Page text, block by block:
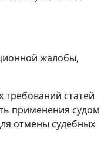
жалобы,
требований статей
применения судом
отмены судебных